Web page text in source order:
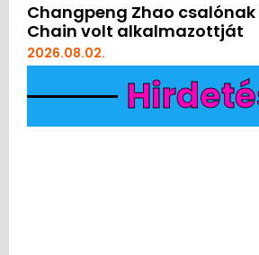
Changpeng Zhao csalónak
Chain volt alkalmazottját
2026.08.02.